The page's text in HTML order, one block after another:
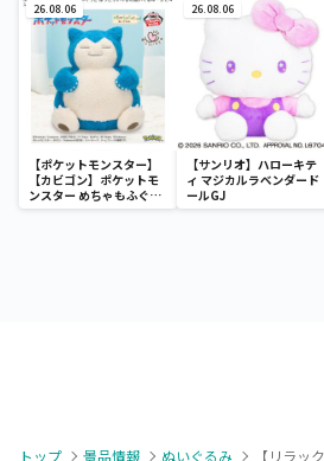
26.08.06
【ポケットモンスター】
【カビゴン】ポケットモ
ンスター めちゃもふぐっ
と ほっこりいやされぬい
26.08.06
【サンリオ】ハローキテ
ィ マジカルラベンダード
ールGJ
トップ 景品情報 ぬいぐるみ